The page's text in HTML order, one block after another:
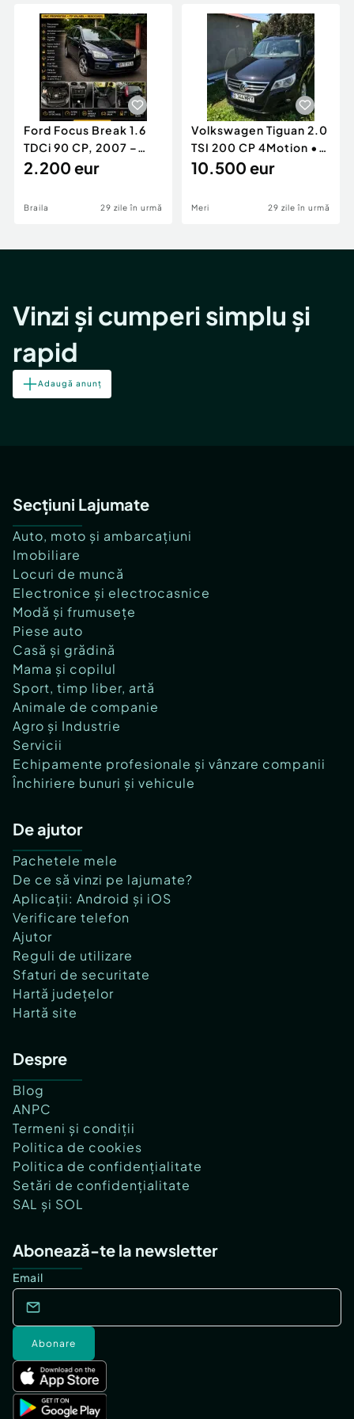
Servicii
Animale de companie
Afaceri și echipamente profesionale
Inchiriere Bunuri si Vehicule
Utilaje agricole si industriale
Piese auto si accesorii
Dacia Duster
Ford Focus Break 1.6
TDCi 90 CP, 2007 –
Unic proprietar, ITP
2.200 eur
Braila 29 zile în urmă
Volkswagen Tiguan 2.0
TSI 200 CP 4Motion •
2009 • Manual •
10.500 eur
Meri 29 zile în urmă
Vinzi și cumperi simplu și
rapid
Adaugă anunț
Secțiuni Lajumate
Auto, moto și ambarcațiuni
Imobiliare
Locuri de muncă
Electronice și electrocasnice
Modă și frumusețe
Piese auto
Casă și grădină
Mama și copilul
Sport, timp liber, artă
Animale de companie
Agro și Industrie
Servicii
Echipamente profesionale și vânzare companii
Închiriere bunuri și vehicule
De ajutor
Pachetele mele
De ce să vinzi pe lajumate?
Aplicații: Android și iOS
Verificare telefon
Ajutor
Reguli de utilizare
Sfaturi de securitate
Hartă județelor
Hartă site
Despre
Blog
ANPC
Termeni și condiții
Politica de cookies
Politica de confidențialitate
Setări de confidențialitate
SAL și SOL
Abonează-te la newsletter
Email
Abonare